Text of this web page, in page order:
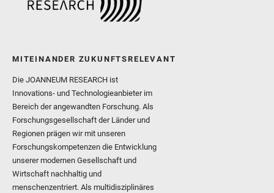
MITEINANDER ZUKUNFTSRELEVANT
Die JOANNEUM RESEARCH ist
Innovations- und Technologieanbieter im
Bereich der angewandten Forschung. Als
Forschungsgesellschaft der Länder und
Regionen prägen wir mit unseren
Forschungskompetenzen die Entwicklung
unserer modernen Gesellschaft und
Wirtschaft nachhaltig und
menschenzentriert. Als multidisziplinäres